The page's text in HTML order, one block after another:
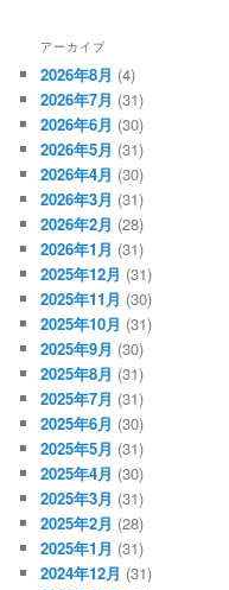
アーカイブ
2026年8月 (4)
2026年7月 (31)
2026年6月 (30)
2026年5月 (31)
2026年4月 (30)
2026年3月 (31)
2026年2月 (28)
2026年1月 (31)
2025年12月 (31)
2025年11月 (30)
2025年10月 (31)
2025年9月 (30)
2025年8月 (31)
2025年7月 (31)
2025年6月 (30)
2025年5月 (31)
2025年4月 (30)
2025年3月 (31)
2025年2月 (28)
2025年1月 (31)
2024年12月 (31)